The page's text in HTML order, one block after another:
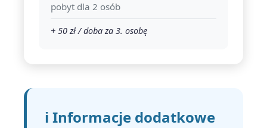
pobyt dla 2 osób
+ 50 zł / doba za 3. osobę
ℹ️ Informacje dodatkowe